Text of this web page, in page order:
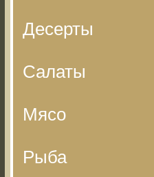
Десерты
Салаты
Мясо
Рыба